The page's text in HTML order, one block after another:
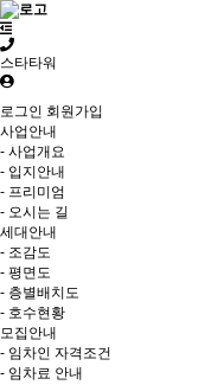
스타타워
로그인 회원가입
사업안내
- 사업개요
- 입지안내
- 프리미엄
- 오시는 길
세대안내
- 조감도
- 평면도
- 층별배치도
- 호수현황
모집안내
- 임차인 자격조건
- 임차료 안내